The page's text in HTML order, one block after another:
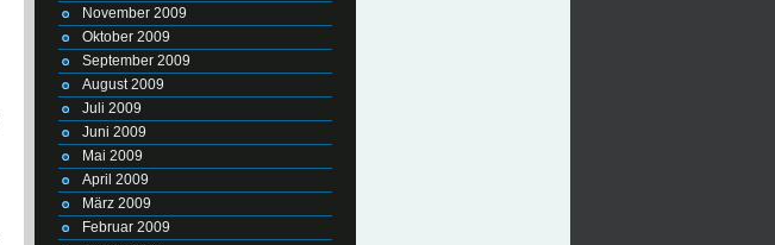
November 2009
Oktober 2009
September 2009
August 2009
Juli 2009
Juni 2009
Mai 2009
April 2009
März 2009
Februar 2009